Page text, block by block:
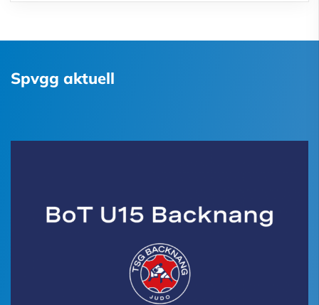
Spvgg aktuell